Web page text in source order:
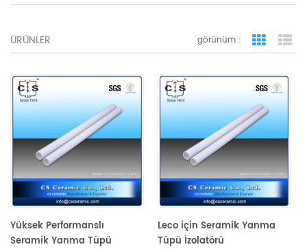
ÜRÜNLER görünüm : ızgara
Yüksek Performanslı
Seramik Yanma Tüpü
Leco için Seramik Yanma
Tüpü İzolatörü